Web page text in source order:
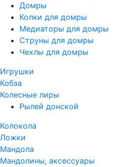
Домры
Колки для домры
Медиаторы для домры
Струны для домры
Чехлы для домры
Игрушки
Кобза
Колесные лиры
Рылей донской
Колокола
Ложки
Мандола
Мандолины, аксессуары